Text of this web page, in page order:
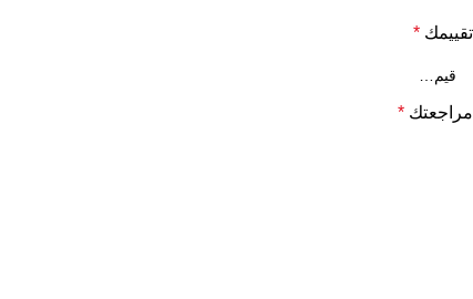
تقييمك *
مراجعتك *